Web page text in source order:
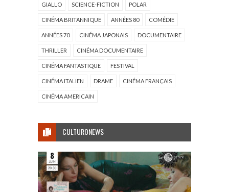
GIALLO SCIENCE-FICTION POLAR
CINÉMA BRITANNIQUE ANNÉES 80 COMÉDIE
ANNÉES 70 CINÉMA JAPONAIS DOCUMENTAIRE
THRILLER CINÉMA DOCUMENTAIRE
CINÉMA FANTASTIQUE FESTIVAL
CINÉMA ITALIEN DRAME CINÉMA FRANÇAIS
CINÉMA AMERICAIN
CULTURONEWS